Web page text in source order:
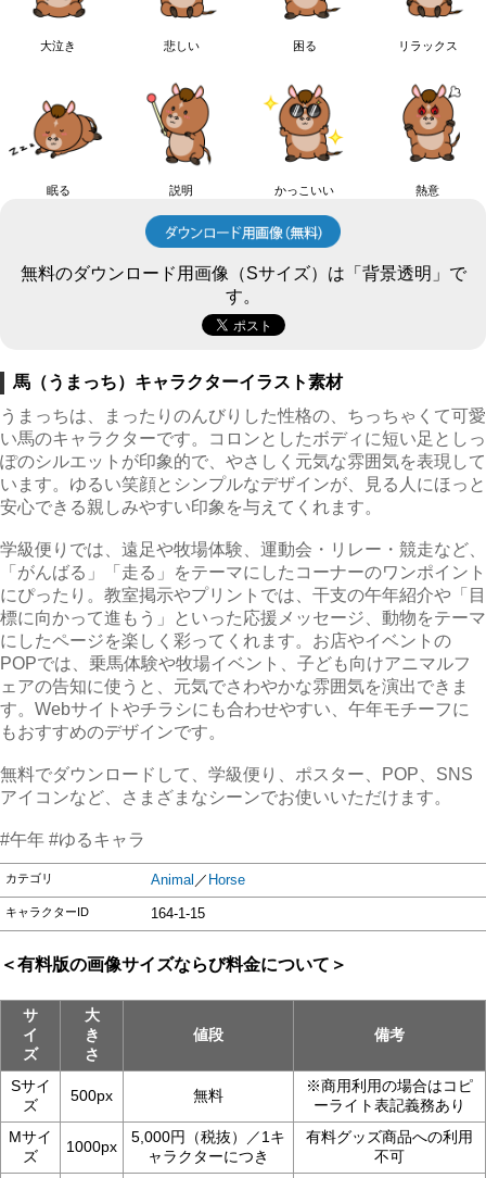
大泣き 悲しい 困る リラックス
眠る 説明 かっこいい 熱意
無料のダウンロード用画像（Sサイズ）は「背景透明」で
す。
馬（うまっち）キャラクターイラスト素材
うまっちは、まったりのんびりした性格の、ちっちゃくて可愛
い馬のキャラクターです。コロンとしたボディに短い足としっ
ぽのシルエットが印象的で、やさしく元気な雰囲気を表現して
います。ゆるい笑顔とシンプルなデザインが、見る人にほっと
安心できる親しみやすい印象を与えてくれます。
学級便りでは、遠足や牧場体験、運動会・リレー・競走など、
「がんばる」「走る」をテーマにしたコーナーのワンポイント
にぴったり。教室掲示やプリントでは、干支の午年紹介や「目
標に向かって進もう」といった応援メッセージ、動物をテーマ
にしたページを楽しく彩ってくれます。お店やイベントの
POPでは、乗馬体験や牧場イベント、子ども向けアニマルフ
ェアの告知に使うと、元気でさわやかな雰囲気を演出できま
す。Webサイトやチラシにも合わせやすい、午年モチーフに
もおすすめのデザインです。
無料でダウンロードして、学級便り、ポスター、POP、SNS
アイコンなど、さまざまなシーンでお使いいただけます。
#午年 #ゆるキャラ
カテゴリ Animal ／ Horse
キャラクターID 164-1-15
＜有料版の画像サイズならび料金について＞
サ
イ
ズ
大
き
さ
値段 備考
Sサイ
ズ
500px 無料
※商用利用の場合はコピ
ーライト表記義務あり
Mサイ
ズ
1000px
5,000円（税抜）／1キ
ャラクターにつき
有料グッズ商品への利用
不可